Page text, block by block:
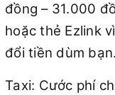
đồng – 31.000
hoặc thẻ Ezlink
đổi tiền dùm bạn.
Taxi: Cước phí